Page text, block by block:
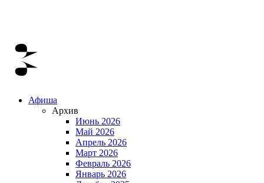
Афиша
Архив
Июнь 2026
Май 2026
Апрель 2026
Март 2026
Февраль 2026
Январь 2026